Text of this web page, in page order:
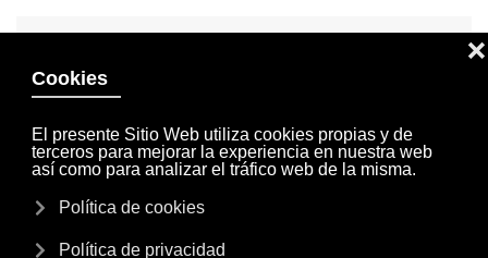
INVITACIONES
MI CUENTA